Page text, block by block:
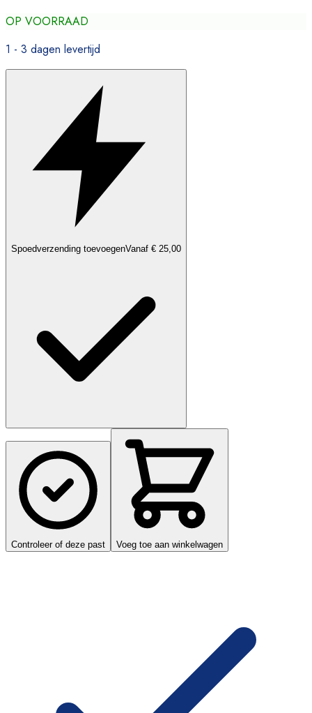
OP VOORRAAD
1 - 3 dagen levertijd
Spoedverzending toevoegenVanaf € 25,00
Controleer of deze past Voeg toe aan winkelwagen